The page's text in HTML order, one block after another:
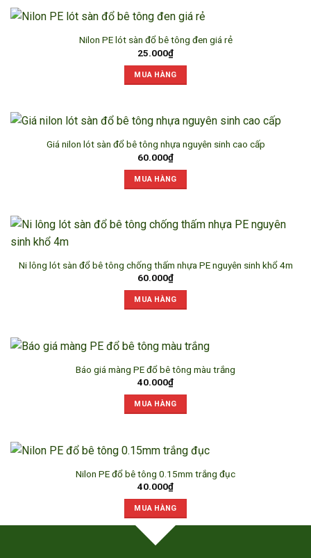
Nilon PE lót sàn đổ bê tông đen giá rẻ
25.000₫
MUA HÀNG
Giá nilon lót sàn đổ bê tông nhựa nguyên sinh cao cấp
60.000₫
MUA HÀNG
Ni lông lót sàn đổ bê tông chống thấm nhựa PE nguyên sinh khổ 4m
60.000₫
MUA HÀNG
Báo giá màng PE đổ bê tông màu trắng
40.000₫
MUA HÀNG
Nilon PE đổ bê tông 0.15mm trắng đục
40.000₫
MUA HÀNG